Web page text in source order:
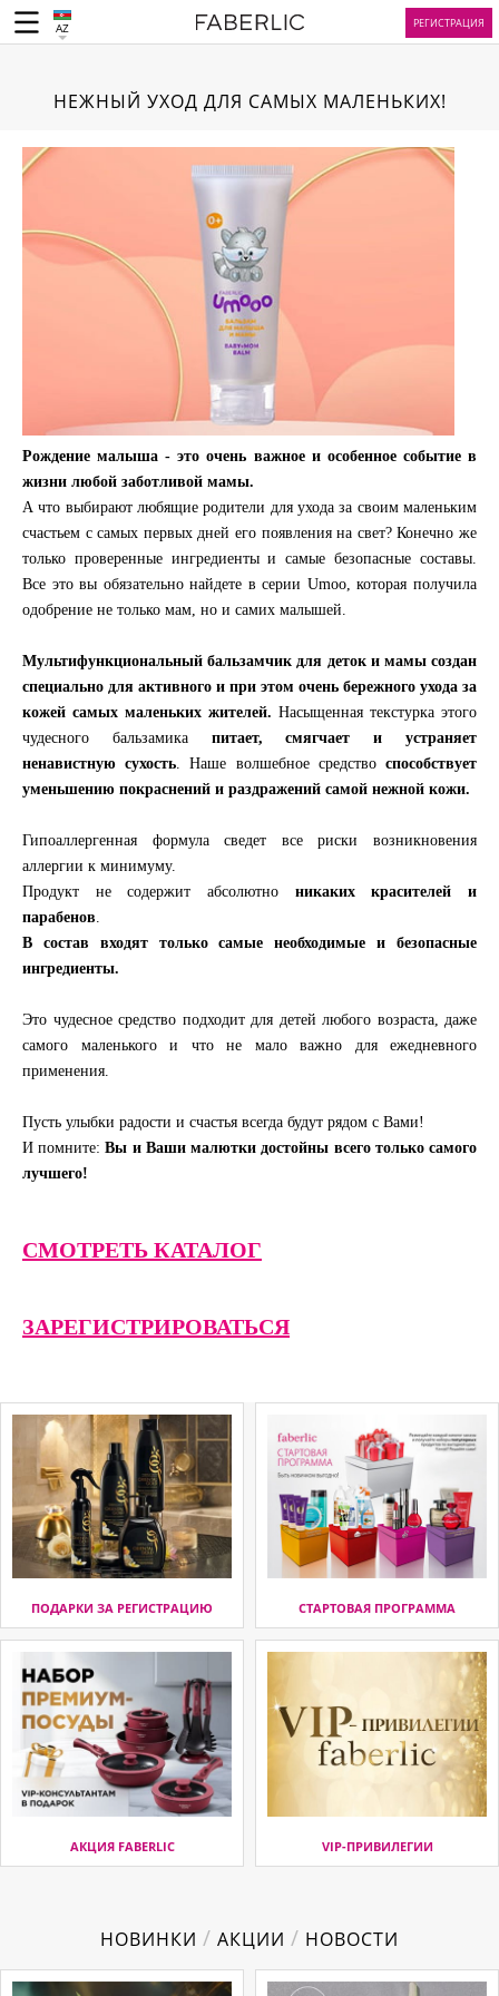
AZ РЕГИСТРАЦИЯ
НЕЖНЫЙ УХОД ДЛЯ САМЫХ МАЛЕНЬКИХ!
Рождение малыша - это очень важное и особенное событие в
жизни любой заботливой мамы.
А что выбирают любящие родители для ухода за своим маленьким
счастьем с самых первых дней его появления на свет? Конечно же
только проверенные ингредиенты и самые безопасные составы.
Все это вы обязательно найдете в серии Umoo, которая получила
одобрение не только мам, но и самих малышей.
Мультифункциональный бальзамчик для деток и мамы создан
специально для активного и при этом очень бережного ухода за
кожей самых маленьких жителей. Насыщенная текстурка этого
чудесного бальзамика питает, смягчает и устраняет
ненавистную сухость . Наше волшебное средствоспособствует
уменьшению покраснений и раздражений самой нежной кожи.
Гипоаллергенная формула сведет все риски возникновения
аллергии к минимуму.
Продукт не содержит абсолютно никаких красителей и
парабенов
В состав входят только самые необходимые и безопасные
ингредиенты.
Это чудесное средство подходит для детей любого возраста, даже
самого маленького и что не мало важно для ежедневного
применения.
Пусть улыбки радости и счастья всегда будут рядом с Вами!
И помните:Вы и Ваши малютки достойны всего только самого
лучшего!
СМОТРЕТЬ КАТАЛОГ
ЗАРЕГИСТРИРОВАТЬСЯ
ПОДАРКИ ЗА РЕГИСТРАЦИЮ СТАРТОВАЯ ПРОГРАММА
АКЦИЯ FABERLIC VIP-ПРИВИЛЕГИИ
НОВИНКИ / АКЦИИ / НОВОСТИ